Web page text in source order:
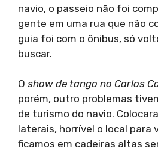
navio, o passeio não foi
gente em uma rua que não
guia foi com o ônibus, só
buscar.
O show de tango no Carlos
porém, outro problemas
de turismo do navio.
laterais, horrível o local para
ficamos em cadeiras altas